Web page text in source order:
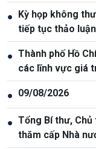
● Kỳ họp không
tiếp tục thảo
● Thành phố Hồ
các lĩnh vực giá
● 09/08/2026
● Tổng Bí thư,
thăm cấp Nhà